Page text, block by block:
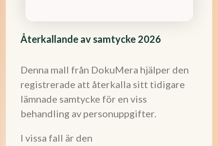
Återkallande av samtycke 2026
Denna mall från DokuMera hjälper den
registrerade att återkalla sitt tidigare
lämnade samtycke för en viss
behandling av personuppgifter.
I vissa fall är den